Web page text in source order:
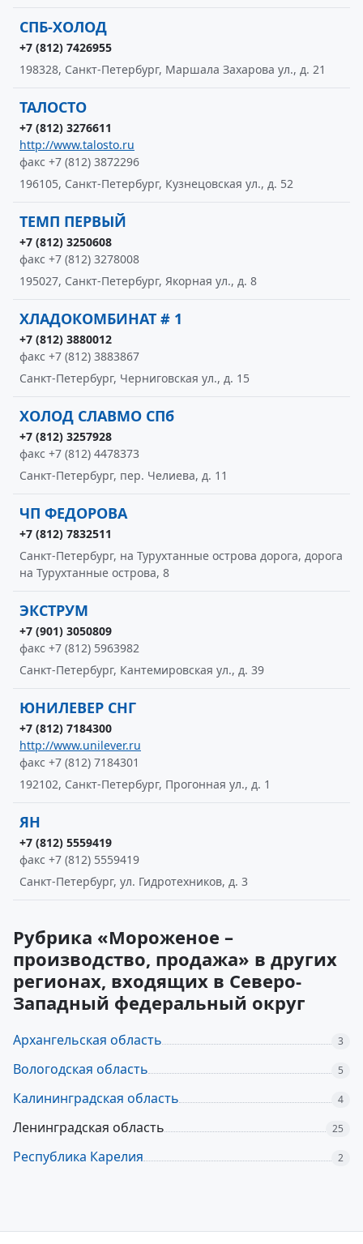
СПБ-ХОЛОД
+7 (812) 7426955
198328, Санкт-Петербург, Маршала Захарова ул., д. 21
ТАЛОСТО
+7 (812) 3276611
http://www.talosto.ru
факс +7 (812) 3872296
196105, Санкт-Петербург, Кузнецовская ул., д. 52
ТЕМП ПЕРВЫЙ
+7 (812) 3250608
факс +7 (812) 3278008
195027, Санкт-Петербург, Якорная ул., д. 8
ХЛАДОКОМБИНАТ # 1
+7 (812) 3880012
факс +7 (812) 3883867
Санкт-Петербург, Черниговская ул., д. 15
ХОЛОД СЛАВМО СПб
+7 (812) 3257928
факс +7 (812) 4478373
Санкт-Петербург, пер. Челиева, д. 11
ЧП ФЕДОРОВА
+7 (812) 7832511
Санкт-Петербург, на Турухтанные острова дорога, дорога
на Турухтанные острова, 8
ЭКСТРУМ
+7 (901) 3050809
факс +7 (812) 5963982
Санкт-Петербург, Кантемировская ул., д. 39
ЮНИЛЕВЕР СНГ
+7 (812) 7184300
http://www.unilever.ru
факс +7 (812) 7184301
192102, Санкт-Петербург, Прогонная ул., д. 1
ЯН
+7 (812) 5559419
факс +7 (812) 5559419
Санкт-Петербург, ул. Гидротехников, д. 3
Рубрика «Мороженое –
производство, продажа» в других
регионах, входящих в Северо-
Западный федеральный округ
Архангельская область 3
Вологодская область 5
Калининградская область 4
Ленинградская область 25
Республика Карелия 2